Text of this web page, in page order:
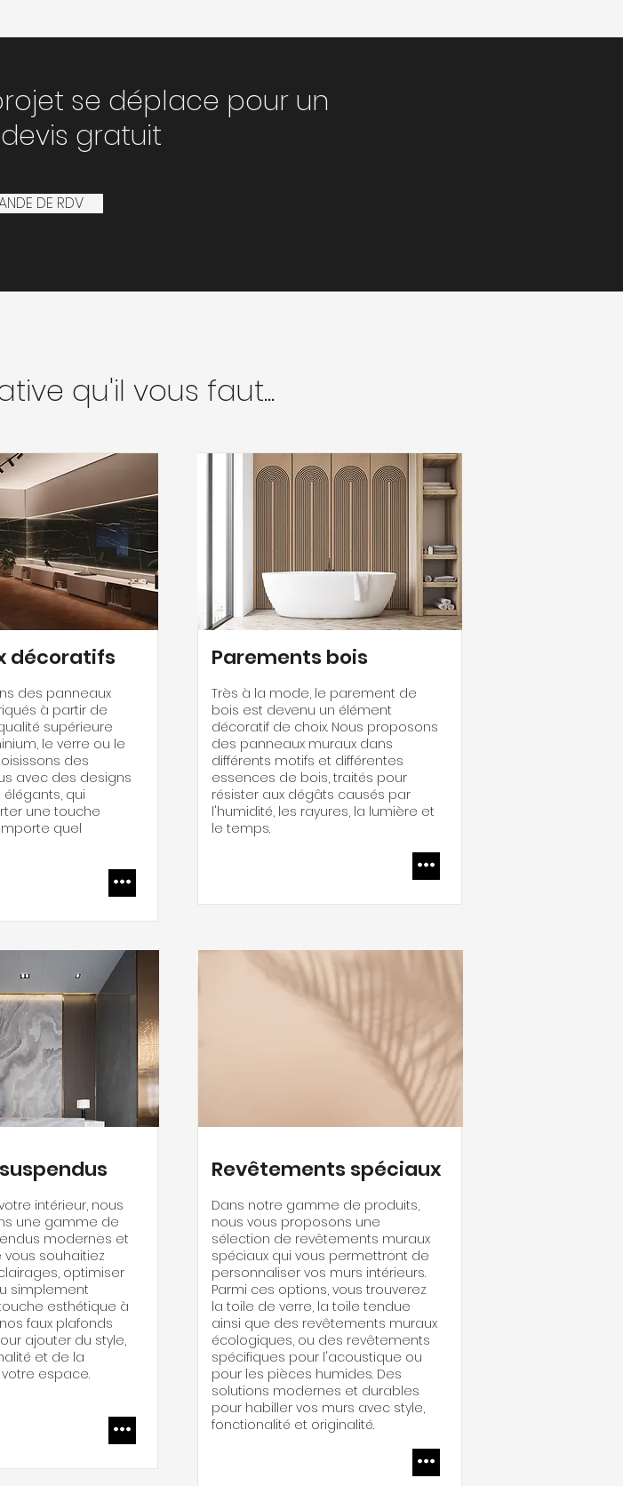
se déplace pour un
gratuit
DE RDV
qu'il vous faut...
décoratifs
des panneaux
à partir de
supérieure
le verre ou le
des
avec des designs
qui
une touche
quel
Parements bois
Très à la mode, le parement de
bois est devenu un élément
décoratif de choix. Nous proposons
des panneaux muraux dans
différents motifs et différentes
essences de bois, traités pour
résister aux dégâts causés par
l'humidité, les rayures, la lumière et
le temps.
intérieur, nous
une gamme de
modernes et
vous souhaitiez
optimiser
simplement
esthétique à
faux plafonds
ajouter du style,
et de la
espace.
Revêtements spéciaux
Dans notre gamme de produits,
nous vous proposons une
sélection de revêtements muraux
spéciaux qui vous permettront de
personnaliser vos murs intérieurs.
Parmi ces options, vous trouverez
la toile de verre, la toile tendue
ainsi que des revêtements muraux
écologiques, ou des revêtements
spécifiques pour l'acoustique ou
pour les pièces humides. Des
solutions modernes et durables
pour habiller vos murs avec style,
fonctionalité et originalité.